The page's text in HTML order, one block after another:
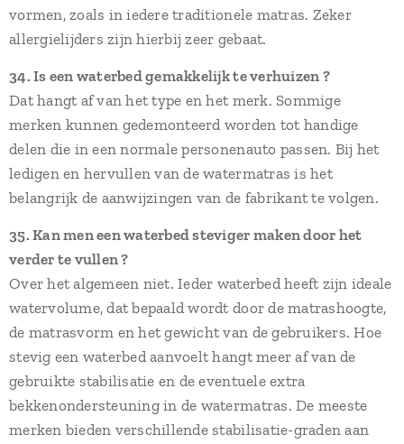
vormen, zoals in iedere traditionele matras. Zeker
allergielijders zijn hierbij zeer gebaat.
34. Is een waterbed gemakkelijk te verhuizen ?
Dat hangt af van het type en het merk. Sommige
merken kunnen gedemonteerd worden tot handige
delen die in een normale personenauto passen. Bij het
ledigen en hervullen van de watermatras is het
belangrijk de aanwijzingen van de fabrikant te volgen.
35. Kan men een waterbed steviger maken door het
verder te vullen ?
Over het algemeen niet. Ieder waterbed heeft zijn ideale
watervolume, dat bepaald wordt door de matrashoogte,
de matrasvorm en het gewicht van de gebruikers. Hoe
stevig een waterbed aanvoelt hangt meer af van de
gebruikte stabilisatie en de eventuele extra
bekkenondersteuning in de watermatras. De meeste
merken bieden verschillende stabilisatie-graden aan